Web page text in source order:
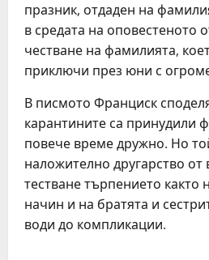
празник, отдаден на
в средата на оповестеното
честване на фамилията,
приключи през юни с
В писмото Франциск
карантините са принудили
повече време дружно. Но
наложително другарство
тестване търпението както
начин и на братята и
води до компликации.